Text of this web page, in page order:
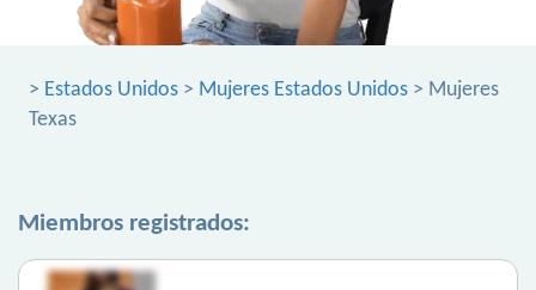
> Estados Unidos > Mujeres Estados Unidos > Mujeres
Texas
Miembros registrados: